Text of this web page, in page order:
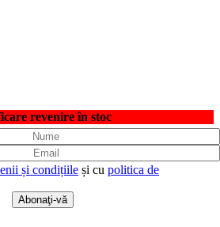
revenire în stoc
și condițiile și cu politica de